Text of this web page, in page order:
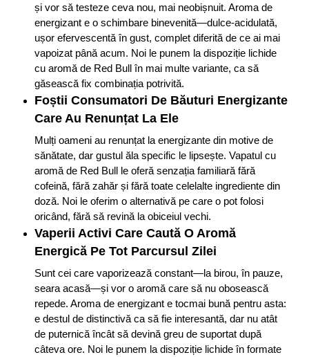
și vor să testeze ceva nou, mai neobișnuit. Aroma de
energizant e o schimbare binevenită—dulce-acidulată,
ușor efervescentă în gust, complet diferită de ce ai mai
vapoizat până acum. Noi le punem la dispoziție lichide
cu aromă de Red Bull în mai multe variante, ca să
găsească fix combinația potrivită.
Foștii Consumatori De Băuturi Energizante
Care Au Renunțat La Ele
Mulți oameni au renunțat la energizante din motive de
sănătate, dar gustul ăla specific le lipsește. Vapatul cu
aromă de Red Bull le oferă senzația familiară fără
cofeină, fără zahăr și fără toate celelalte ingrediente din
doză. Noi le oferim o alternativă pe care o pot folosi
oricând, fără să revină la obiceiul vechi.
Vaperii Activi Care Caută O Aromă
Energică Pe Tot Parcursul Zilei
Sunt cei care vaporizează constant—la birou, în pauze,
seara acasă—și vor o aromă care să nu obosească
repede. Aroma de energizant e tocmai bună pentru asta:
e destul de distinctivă ca să fie interesantă, dar nu atât
de puternică încât să devină greu de suportat după
câteva ore. Noi le punem la dispoziție lichide în formate